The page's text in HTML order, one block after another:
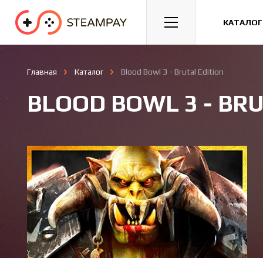
Спорт Гонки Казуальные
Главная Каталог Blood Bowl 3 - Brutal Edition
BLOOD BOWL 3 -